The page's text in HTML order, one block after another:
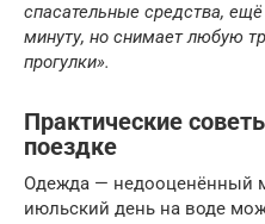
спасательные средства,
минуту, но снимает любую
прогулки».
Практические
поездке
Одежда — недооценённый
июльский день на воде